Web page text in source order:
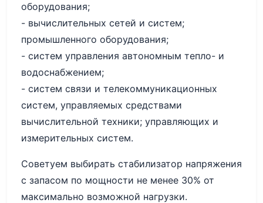
оборудования;
- вычислительных сетей и систем;
промышленного оборудования;
- систем управления автономным тепло- и
водоснабжением;
- систем связи и телекоммуникационных
систем, управляемых средствами
вычислительной техники; управляющих и
измерительных систем.
Советуем выбирать стабилизатор напряжения
с запасом по мощности не менее 30% от
максимально возможной нагрузки.